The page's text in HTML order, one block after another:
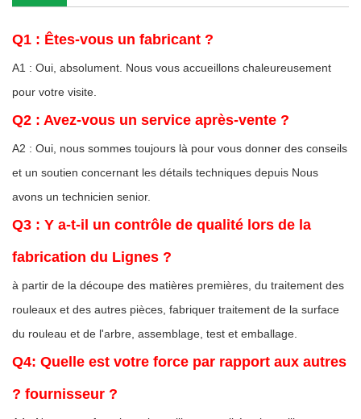
Q1 : Êtes-vous un fabricant ?
A1 : Oui, absolument. Nous vous accueillons chaleureusement
pour votre visite.
Q2 : Avez-vous un service après-vente ?
A2 : Oui, nous sommes toujours là pour vous donner des conseils
et un soutien concernant les détails techniques depuis Nous
avons un technicien senior.
Q3 : Y a-t-il un contrôle de qualité lors de la
fabrication du Lignes ?
à partir de la découpe des matières premières, du traitement des
rouleaux et des autres pièces, fabriquer traitement de la surface
du rouleau et de l'arbre, assemblage, test et emballage.
Q4: Quelle est votre force par rapport aux autres
? fournisseur ?